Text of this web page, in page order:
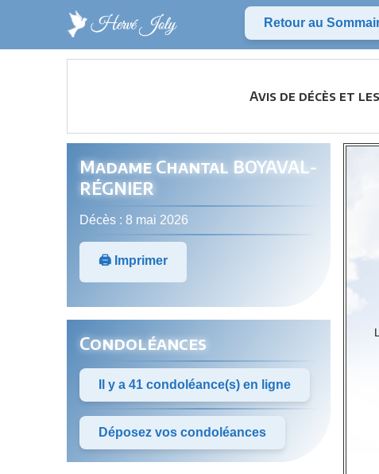
Retour au
Avis de décès et
Madame Chantal BOYAVAL-
RÉGNIER
Décès : 8 mai 2026
🖨️ Imprimer
Condoléances
Il y a 41 condoléance(s) en ligne
Déposez vos condoléances